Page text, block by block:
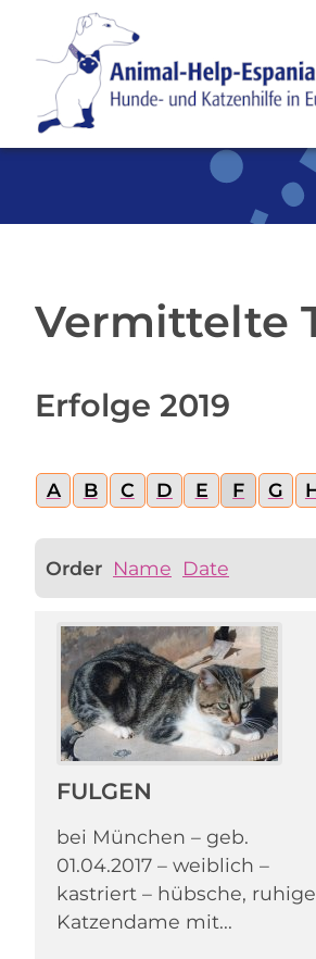
SKIP TO MAIN CONTENT
Vermittelte
Erfolge 2019
A B C D E F G
Order Name Date
FULGEN
bei München – geb.
01.04.2017 – weiblich –
kastriert – hübsche, ruhige
Katzendame mit...